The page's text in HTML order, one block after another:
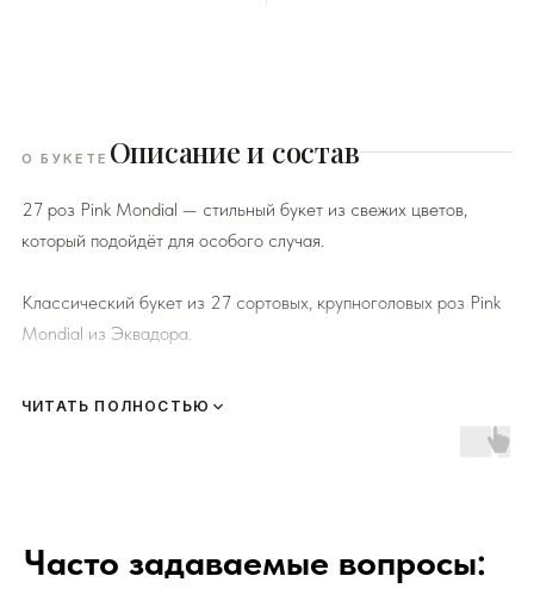
О БУКЕТЕ Описание и состав
27 роз Pink Mondial — стильный букет из свежих цветов,
который подойдёт для особого случая.
Классический букет из 27 сортовых, крупноголовых роз Pink
Mondial из Эквадора.
радовали Вас
ЧИТАТЬ ПОЛНОСТЬЮ
Часто задаваемые вопросы: